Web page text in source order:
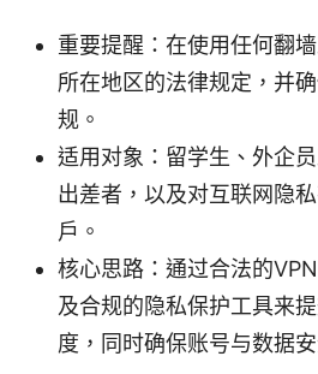
重要提醒：在使用任何翻
所在地区的法律规定，并
规。
适用对象：留学生、外企
出差者，以及对互联网隐
户。
核心思路：通过合法的
及合规的隐私保护工具来
度，同时确保账号与数据安